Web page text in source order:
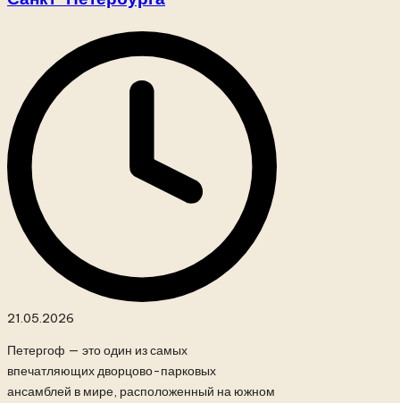
21.05.2026
Петергоф — это один из самых
впечатляющих дворцово-парковых
ансамблей в мире, расположенный на южном